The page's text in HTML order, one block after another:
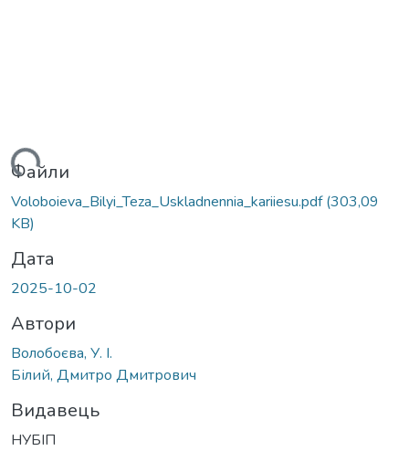
Файли
Voloboieva_Bilyi_Teza_Uskladnennia_kariiesu.pdf(303,09
KB)
Дата
2025-10-02
Автори
Волобоєва, У. І.
Білий, Дмитро Дмитрович
Видавець
НУБІП